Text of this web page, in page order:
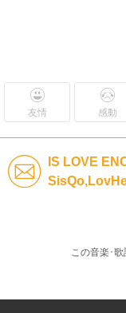
友情 感動
IS LOVE
この音楽･